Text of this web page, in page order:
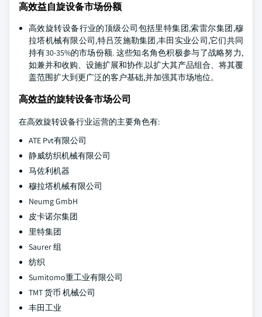
高效益自旋设备市场份额
高效旋转设备行业的顶级公司包括里特集团,索雷尔集团,穆
拉塔机械有限公司,特吕茨施勒集团,丰田实业公司,它们共同
持有30-35%的市场份额. 这些知名角色积极参与了战略努力,
如兼并和收购、设施扩展和协作,以扩大其产品组合、将其覆
盖范围扩大到更广泛的客户基础,并加强其市场地位。
高效益的旋转设备市场公司
在高效旋转设备行业运营的主要角色有:
ATE Pvt有限公司
静威纺织机械有限公司
马佐利机器
穆拉塔机械有限公司
Neumg GmbH
皮卡诺尔集团
里特集团
Saurer 组
纺织
Sumitomo重工业有限公司
TMT 货币 机械公司
丰田工业